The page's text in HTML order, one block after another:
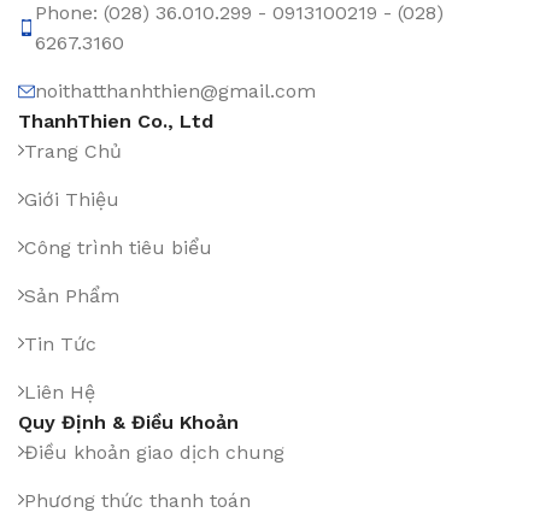
Phone: (028) 36.010.299 - 0913100219 - (028)
6267.3160
noithatthanhthien@gmail.com
ThanhThien Co., Ltd
Trang Chủ
Giới Thiệu
Công trình tiêu biểu
Sản Phẩm
Tin Tức
Liên Hệ
Quy Định & Điều Khoản
Điều khoản giao dịch chung
Phương thức thanh toán